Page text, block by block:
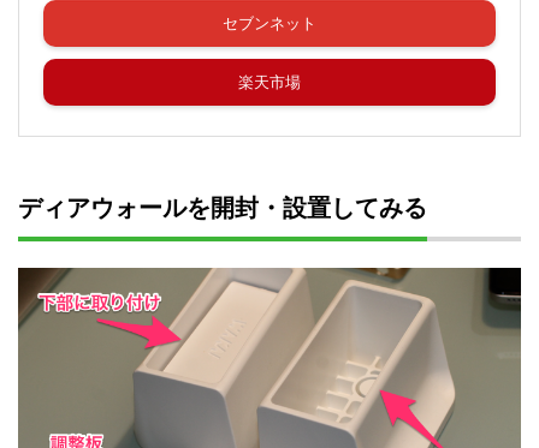
セブンネット
楽天市場
ディアウォールを開封・設置してみる